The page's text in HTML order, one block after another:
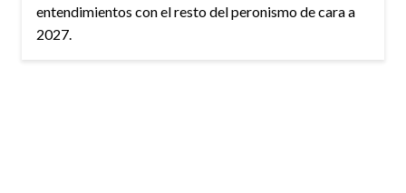
entendimientos con el resto del peronismo de cara a
2027.